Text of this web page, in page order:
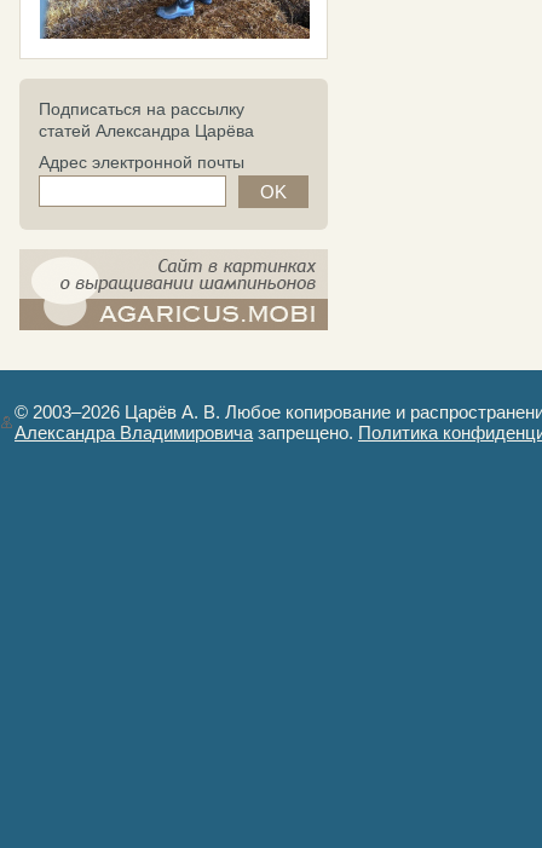
Подписаться на рассылку
статей Александра Царёва
Адрес электронной почты
© 2003–2026 Царёв А. В. Любое копирование и
Александра Владимировича запрещено. Политика
Авторизация